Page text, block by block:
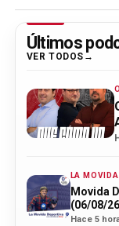
Últimos
VER TODOS
LA
Movida
(06/08/
Hace 5